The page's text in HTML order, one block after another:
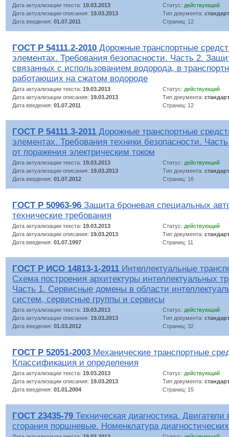
Дата актуализации текста: 19.03.2013 Статус: действующий
Дата актуализации описания: 19.03.2013 Тип документа: стандарт
Дата введения: 01.07.2011 Страниц: 12
ГОСТ Р 54111.2-2010 Дорожные транспортные
элементах. Требования безопасности. Часть 2.
связанных с использованием водорода, в
работающих на сжатом водороде
Дата актуализации текста: 19.03.2013 Статус: действующий
Дата актуализации описания: 19.03.2013 Тип документа: стандарт
Дата введения: 01.07.2011 Страниц: 12
ГОСТ Р 54111.3-2011 Дорожные транспортные
элементах. Требования техники безопасности.
от поражения электрическим током
Дата актуализации текста: 19.03.2013 Статус: действующий
Дата актуализации описания: 19.03.2013 Тип документа: стандарт
Дата введения: 01.07.2012 Страниц: 16
ГОСТ Р 50963-96 Защита броневая специальных
технические требования
Дата актуализации текста: 19.03.2013 Статус: действующий
Дата актуализации описания: 19.03.2013 Тип документа: стандарт
Дата введения: 01.07.1997 Страниц: 11
ГОСТ Р ИСО 14813-1-2011 Интеллектуальные
Схема построения архитектуры интеллектуальных
Часть 1. Сервисные домены в области
систем, сервисные группы и сервисы
Дата актуализации текста: 19.03.2013 Статус: действующий
Дата актуализации описания: 19.03.2013 Тип документа: стандарт
Дата введения: 01.03.2012 Страниц: 32
ГОСТ Р 52051-2003 Механические транспортные
Классификация и определения
Дата актуализации текста: 19.03.2013 Статус: действующий
Дата актуализации описания: 19.03.2013 Тип документа: стандарт
Дата введения: 01.01.2004 Страниц: 15
ГОСТ 23435-79 Техническая диагностика. Двигатели
сгорания поршневые. Номенклатура